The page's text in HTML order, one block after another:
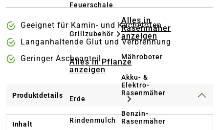
Feuerschale
Grillzubehör
Alles in Pflanze
anzeigen
Erde
Rindenmulch
Alles in
Rasenmäher
anzeigen
Mähroboter
Akku- &
Elektro-
Rasenmäher
Benzin-
Rasenmäher
Geeignet für Kamin- und Kachelöfen
Langanhaltende Glut und Verbrennung
Geringer Ascheanteil
Produktdetails
Inhalt